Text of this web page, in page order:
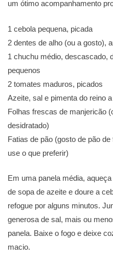
um ótimo acompanhamento
1 cebola pequena, picada
2 dentes de alho (ou a gosto),
1 chuchu médio, descascado,
pequenos
2 tomates maduros, picados
Azeite, sal e pimenta do reino
Folhas frescas de manjericão
desidratado)
Fatias de pão (gosto de pão
use o que preferir)
Em uma panela média,
de sopa de azeite e doure a
refogue por alguns minutos.
generosa de sal, mais ou
panela. Baixe o fogo e deixe
macio.